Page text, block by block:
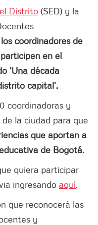
Distrito (SED) y la
coordinadores de
en el
'Una década
capital'.
coordinadoras y
la ciudad para que
que aportan a
de Bogotá.
quiera participar
ingresando aquí.
que reconocerá las
y